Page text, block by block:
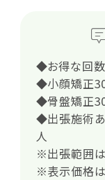
◆お得な回
◆小顔矯正
◆骨盤矯正
◆出張施術
人
※出張範囲
※表示価格